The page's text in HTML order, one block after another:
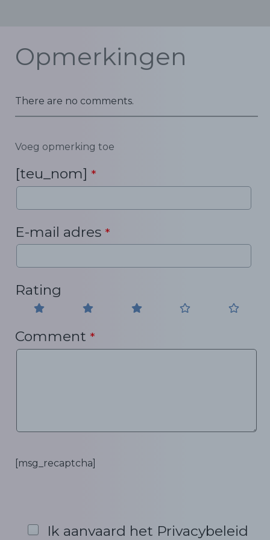
Opmerkingen
There are no comments.
Voeg opmerking toe
[teu_nom] *
E-mail adres *
Rating
Comment *
[msg_recaptcha]
Ik aanvaard het Privacybeleid